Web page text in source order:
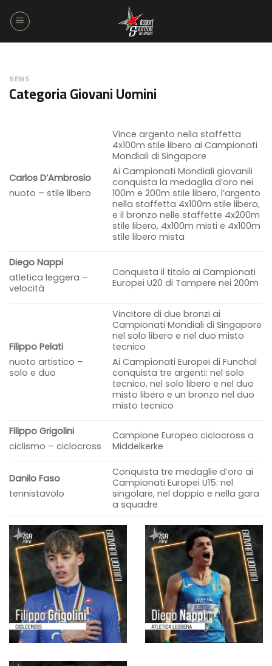
NEWS
Categoria Giovani Uomini
Carlos D’Ambrosio
nuoto – stile libero
Vince argento nella staffetta
4x100m stile libero ai Campionati
Mondiali di Singapore
Ai Campionati Mondiali giovanili
conquista la medaglia d’oro nei
100m e 200m stile libero, l’argento
nella staffetta 4x100m stile libero,
e il bronzo nelle staffette 4x200m
stile libero, 4x100m misti e 4x100m
stile libero mista
Diego Nappi
atletica leggera –
velocità
Conquista il titolo ai Campionati
Europei U20 di Tampere nei 200m
Filippo Pelati
nuoto artistico –
solo e duo
Vincitore di due bronzi ai
Campionati Mondiali di Singapore
nel solo libero e nel duo misto
tecnico
Ai Campionati Europei di Funchal
conquista tre argenti: nel solo
tecnico, nel solo libero e nel duo
misto libero e un bronzo nel duo
misto tecnico
Filippo Grigolini
ciclismo – ciclocross
Campione Europeo ciclocross a
Middelkerke
Danilo Faso
tennistavolo
Conquista tre medaglie d’oro ai
Campionati Europei U15: nel
singolare, nel doppio e nella gara
a squadre